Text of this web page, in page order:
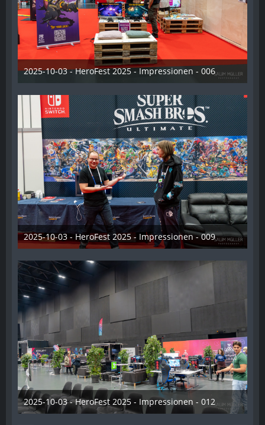
2025-10-03 - HeroFest 2025 - Impressionen - 006
21. Oktober 2025
2025-10-03 - HeroFest 2025 - Impressionen - 009
21. Oktober 2025
2025-10-03 - HeroFest 2025 - Impressionen - 012
21. Oktober 2025